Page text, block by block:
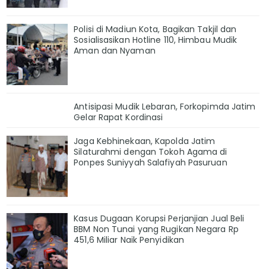
Polisi di Madiun Kota, Bagikan Takjil dan
Sosialisasikan Hotline 110, Himbau Mudik
Aman dan Nyaman
Antisipasi Mudik Lebaran, Forkopimda Jatim
Gelar Rapat Kordinasi
Jaga Kebhinekaan, Kapolda Jatim
Silaturahmi dengan Tokoh Agama di
Ponpes Suniyyah Salafiyah Pasuruan
Kasus Dugaan Korupsi Perjanjian Jual Beli
BBM Non Tunai yang Rugikan Negara Rp
451,6 Miliar Naik Penyidikan